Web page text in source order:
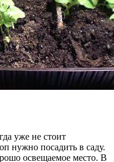
уже не стоит
нужно посадить в саду.
освещаемое место. В